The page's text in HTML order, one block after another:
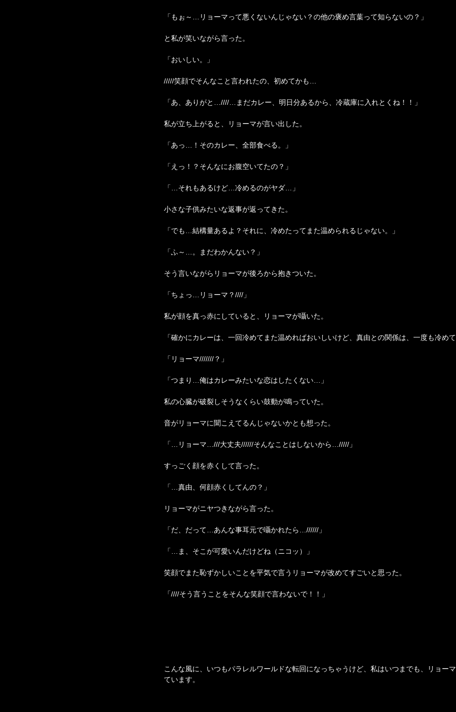
「もぉ～…リョーマって悪くないんじゃない？の他の褒め言葉って知らないの？」
と私が笑いながら言った。
「おいしい。」
/////笑顔でそんなこと言われたの、初めてかも…
「あ、ありがと…////…まだカレー、明日分あるから、冷蔵庫に入れとくね！！」
私が立ち上がると、リョーマが言い出した。
「あっ…！そのカレー、全部食べる。」
「えっ！？そんなにお腹空いてたの？」
「…それもあるけど…冷めるのがヤダ…」
小さな子供みたいな返事が返ってきた。
「でも…結構量あるよ？それに、冷めたってまた温められるじゃない。」
「ふ～…。まだわかんない？」
そう言いながらリョーマが後ろから抱きついた。
「ちょっ…リョーマ？////」
私が顔を真っ赤にしていると、リョーマが囁いた。
「確かにカレーは、一回冷めてまた温めればおいしいけど、 真由との関係は、一度も冷め
「リョーマ///////？」
「つまり…俺はカレーみたいな恋はしたくない…」
私の心臓が破裂しそうなくらい鼓動が鳴っていた。
音がリョーマに聞こえてるんじゃないかとも想った。
「…リョーマ…///大丈夫//////そんなことはしないから…/////」
すっごく顔を赤くして言った。
「… 真由 、何顔赤くしてんの？」
リョーマがニヤつきながら言った。
「だ、だって…あんな事耳元で囁かれたら…//////」
「…ま、そこが可愛いんだけどね（ニコッ）」
笑顔でまた恥ずかしいことを平気で言うリョーマが改めてすごいと思った。
「////そう言うことをそんな笑顔で言わないで！！」
こんな風に、いつもパラレルワールドな転回になっちゃうけど、私はいつまでも、リョー
ています。